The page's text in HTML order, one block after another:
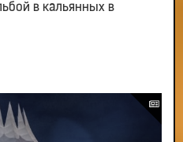
в кальянных в